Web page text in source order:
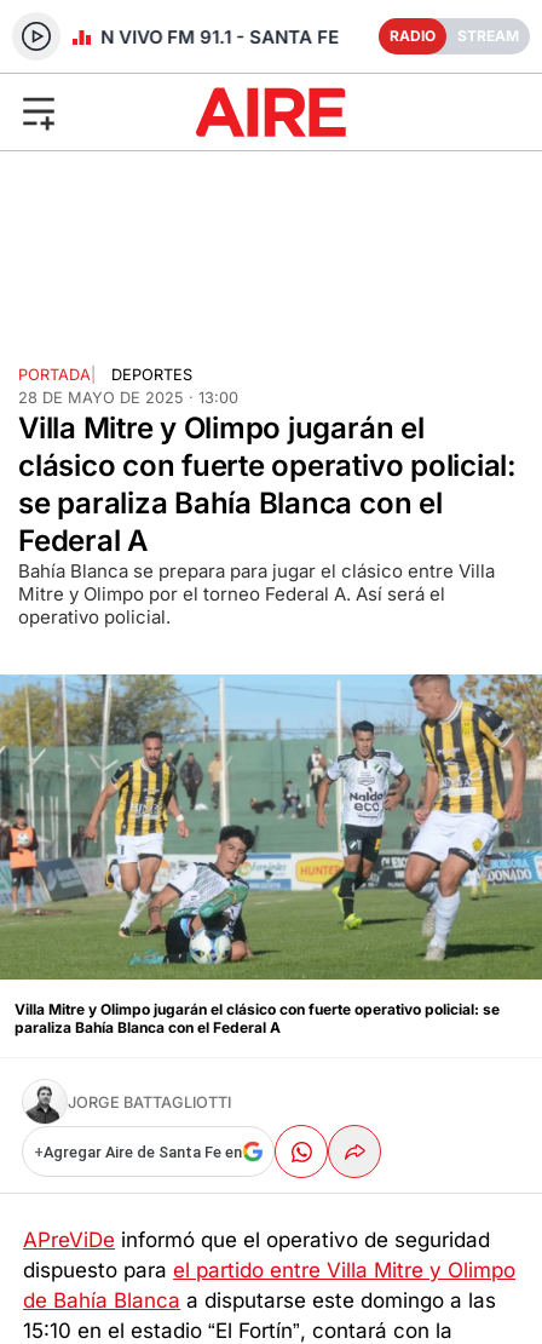
RADIO EN VIVO FM 91.1 - SANTA FE RADIO STREAM
PORTADA
DEPORTES
28 DE MAYO DE 2025 · 13:00
Villa Mitre y Olimpo jugarán el
clásico con fuerte operativo policial:
se paraliza Bahía Blanca con el
Federal A
Bahía Blanca se prepara para jugar el clásico entre Villa
Mitre y Olimpo por el torneo Federal A. Así será el
operativo policial.
Villa Mitre y Olimpo jugarán el clásico con fuerte operativo policial: se
paraliza Bahía Blanca con el Federal A
JORGE BATTAGLIOTTI
+Agregar Aire de Santa Fe en
APreViDe informó que el operativo de seguridad
dispuesto parael partido entre Villa Mitre y Olimpo
de Bahía Blanca a disputarse este domingo a las
15:10 en el estadio “El Fortín”, contará con la